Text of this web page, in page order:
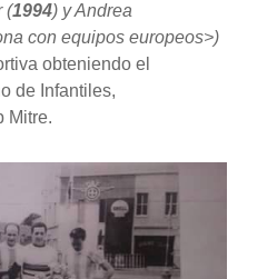
(1994) y Andrea
con equipos europeos>)
obteniendo el
de Infantiles,
Mitre.